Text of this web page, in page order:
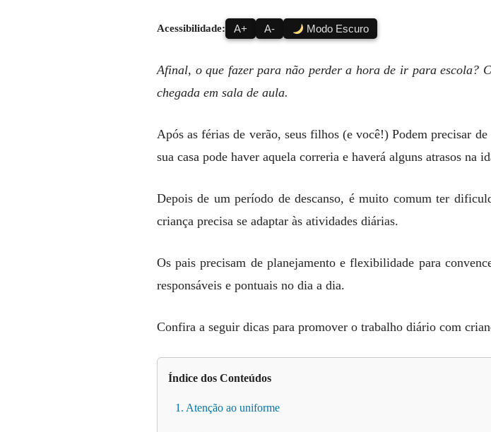
Acessibilidade: A+ A- Modo Escuro
Afinal, o que fazer para não perder a hora de ir para escola?
chegada em sala de aula.
Após as férias de verão, seus filhos (e você!) Podem precisar
sua casa pode haver aquela correria e haverá alguns atrasos na
Depois de um período de descanso, é muito comum ter
criança precisa se adaptar às atividades diárias.
Os pais precisam de planejamento e flexibilidade para
responsáveis ​​e pontuais no dia a dia.
Confira a seguir dicas para promover o trabalho diário com
Índice dos Conteúdos
1. Atenção ao uniforme